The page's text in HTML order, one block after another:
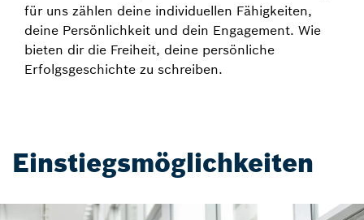
für uns zählen deine individuellen Fähigkeiten,
deine Persönlichkeit und dein Engagement. Wie
bieten dir die Freiheit, deine persönliche
Erfolgsgeschichte zu schreiben.
Einstiegsmöglichkeiten